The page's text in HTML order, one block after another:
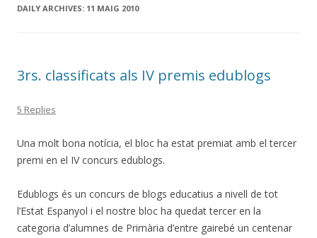
DAILY ARCHIVES: 11 MAIG 2010
3rs. classificats als IV premis edublogs
5 Replies
Una molt bona notícia, el bloc ha estat premiat amb el tercer
premi en el IV concurs edublogs.
Edublogs és un concurs de blogs educatius a nivell de tot
l’Estat Espanyol i el nostre bloc ha quedat tercer en la
categoria d’alumnes de Primària d’entre gairebé un centenar